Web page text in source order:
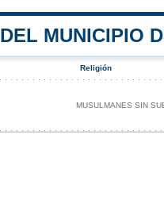
MUNICIPIO
Religión
MUSULMANES SIN